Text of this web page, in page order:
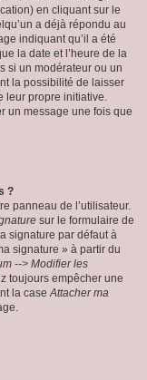
en cliquant sur le
a déjà répondu au
indiquant qu’il a été
la date et l’heure de la
si un modérateur ou un
la possibilité de laisser
leur propre initiative.
un message une fois que
?
panneau de l’utilisateur.
sur le formulaire de
signature par défaut à
signature » à partir du
--> Modifier les
toujours empêcher une
la caseAttacher ma